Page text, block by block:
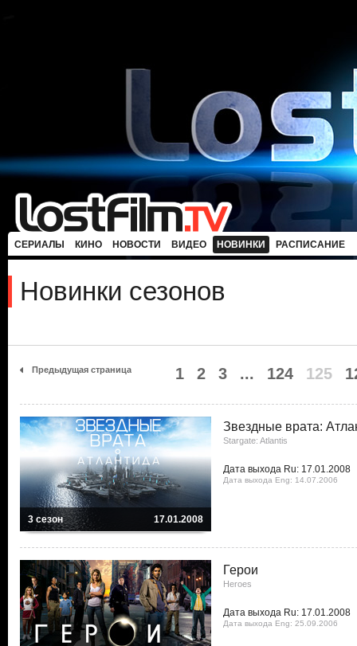
СЕРИАЛЫ КИНО НОВОСТИ ВИДЕО НОВИНКИ РАСПИСАНИЕ
Новинки сезонов
Предыдущая страница 1 2 3 ... 124 125
3 сезон 17.01.2008
Звездные врата:
Stargate: Atlantis
Дата выхода Ru: 17.01.2008
Дата выхода Eng: 14.07.2006
Герои
Heroes
Дата выхода Ru: 17.01.2008
Дата выхода Eng: 25.09.2006